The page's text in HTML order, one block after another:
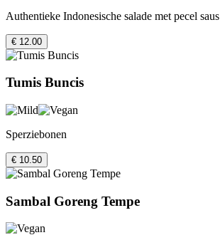
Authentieke Indonesische salade met pecel saus
€ 12.00
Tumis Buncis
Sperziebonen
€ 10.50
Sambal Goreng Tempe